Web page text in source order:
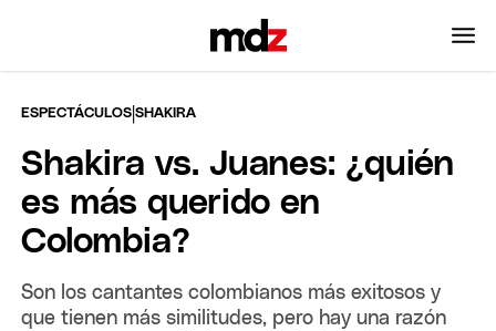
ESPECTÁCULOS |SHAKIRA
Shakira vs. Juanes: ¿quién
es más querido en
Colombia?
Son los cantantes colombianos más exitosos y
que tienen más similitudes, pero hay una razón